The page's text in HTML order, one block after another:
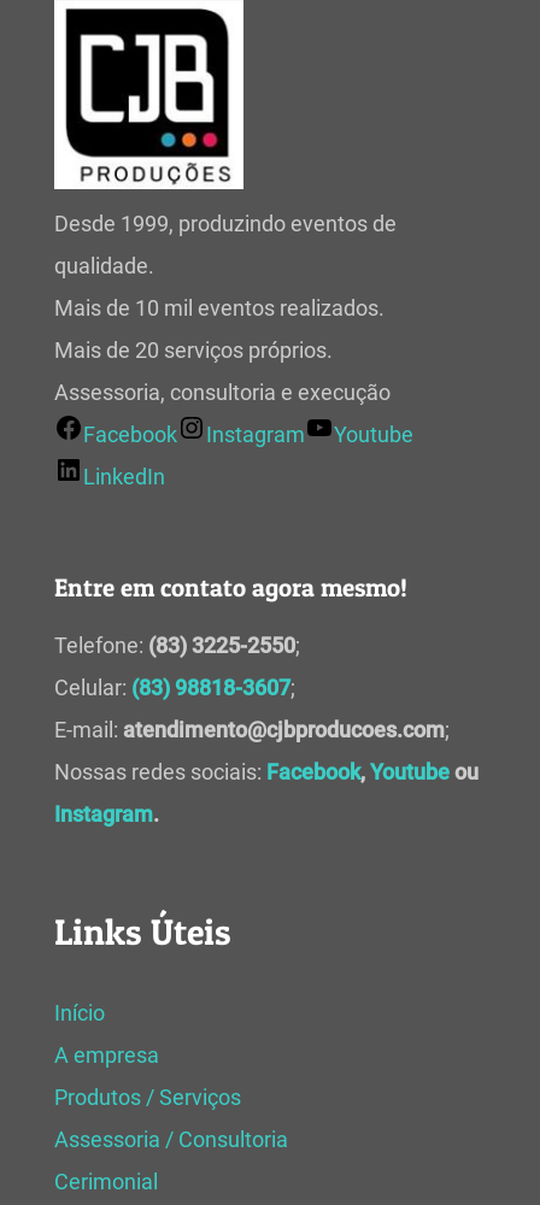
Desde 1999, produzindo eventos de
qualidade.
Mais de 10 mil eventos realizados.
Mais de 20 serviços próprios.
Assessoria, consultoria e execução
Facebook
Instagram
Youtube
LinkedIn
Entre em contato agora mesmo!
Telefone: (83) 3225-2550;
Celular: (83) 98818-3607;
E-mail: atendimento@cjbproducoes.com;
Nossas redes sociais: Facebook,Youtubeou
Instagram.
Links Úteis
Início
A empresa
Produtos / Serviços
Assessoria / Consultoria
Cerimonial